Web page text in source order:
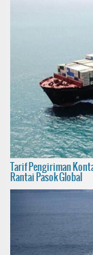
Tarif Pengiriman
Rantai Pasok Global